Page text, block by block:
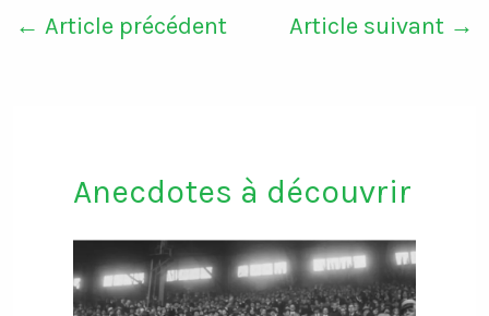
← Article précédent Article suivant →
Anecdotes à découvrir